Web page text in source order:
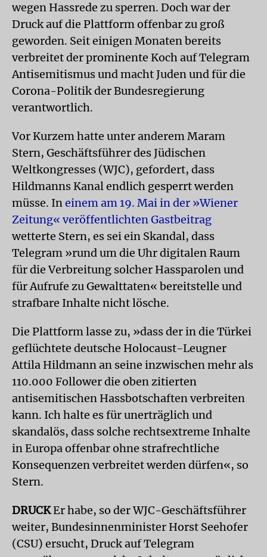
wegen Hassrede zu sperren. Doch war der
Druck auf die Plattform offenbar zu groß
geworden. Seit einigen Monaten bereits
verbreitet der prominente Koch auf Telegram
Antisemitismus und macht Juden und für die
Corona-Politik der Bundesregierung
verantwortlich.
Vor Kurzem hatte unter anderem Maram
Stern, Geschäftsführer des Jüdischen
Weltkongresses (WJC), gefordert, dass
Hildmanns Kanal endlich gesperrt werden
müsse. Ineinem am 19. Mai in der »Wiener
Zeitung« veröffentlichten Gastbeitrag
wetterte Stern, es sei ein Skandal, dass
Telegram »rund um die Uhr digitalen Raum
für die Verbreitung solcher Hassparolen und
für Aufrufe zu Gewalttaten« bereitstelle und
strafbare Inhalte nicht lösche.
Die Plattform lasse zu, »dass der in die Türkei
geflüchtete deutsche Holocaust-Leugner
Attila Hildmann an seine inzwischen mehr als
110.000 Follower die oben zitierten
antisemitischen Hassbotschaften verbreiten
kann. Ich halte es für unerträglich und
skandalös, dass solche rechtsextreme Inhalte
in Europa offenbar ohne strafrechtliche
Konsequenzen verbreitet werden dürfen«, so
Stern.
DRUCKEr habe, so der WJC-Geschäftsführer
weiter, Bundesinnenminister Horst Seehofer
(CSU) ersucht, Druck auf Telegram